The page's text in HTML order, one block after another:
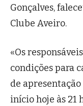
Gonçalves,
Clube Aveiro.
«Os
condições para
de
início hoje às 21